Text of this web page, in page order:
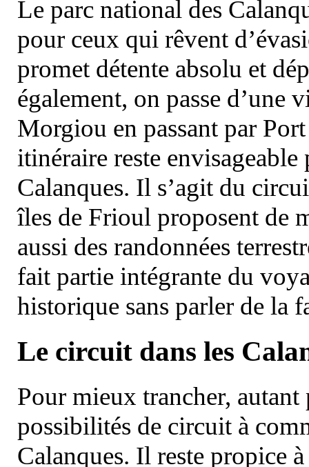
Le parc national des
pour ceux qui rêvent
promet détente absolu et
également, on passe d’une
Morgiou en passant par
itinéraire reste
Calanques. Il s’agit du
îles de Frioul proposent de
aussi des randonnées
fait partie intégrante du
historique sans parler de la
Le circuit dans les
Pour mieux trancher, autant
possibilités de circuit à
Calanques. Il reste propice